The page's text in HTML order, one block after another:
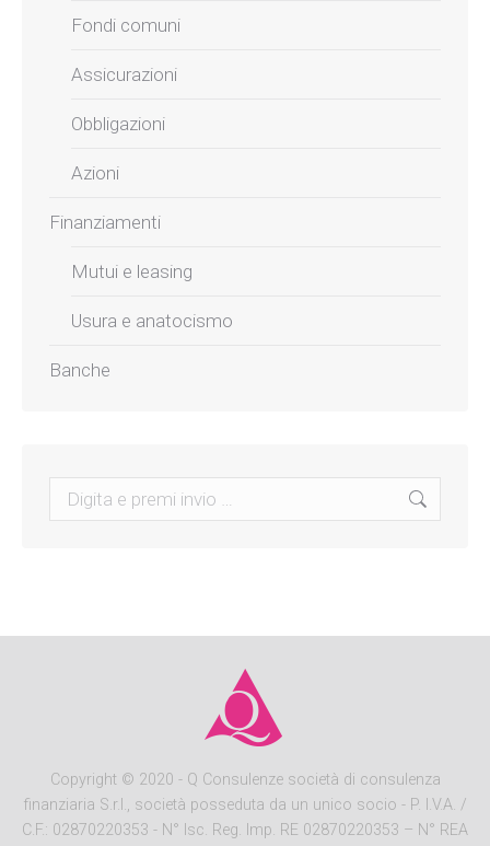
Fondi comuni
Assicurazioni
Obbligazioni
Azioni
Finanziamenti
Mutui e leasing
Usura e anatocismo
Banche
Search:
Copyright© 2020 - Q Consulenze società di consulenza
finanziaria S.r.l., società posseduta da un unico socio - P. I.V.A. /
C.F.: 02870220353 - N° Isc. Reg. Imp. RE 02870220353 – N° REA